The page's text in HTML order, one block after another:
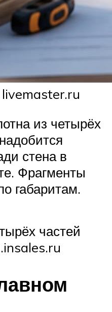
livemaster.ru
из четырёх
стена в
Фрагменты
габаритам.
частей